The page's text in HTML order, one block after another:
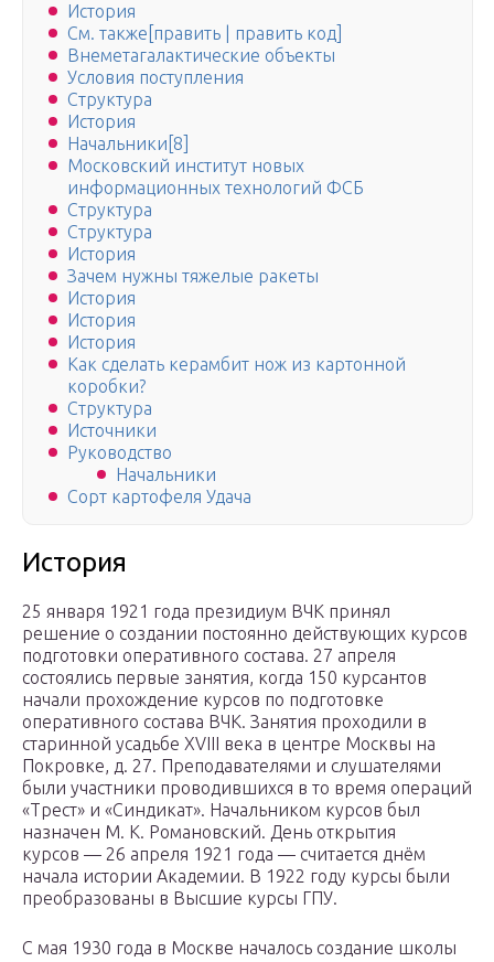
История
См. также[править | править код]
Внеметагалактические объекты
Условия поступления
Структура
История
Начальники[8]
Московский институт новых
информационных технологий ФСБ
Структура
Структура
История
Зачем нужны тяжелые ракеты
История
История
История
Как сделать керамбит нож из картонной
коробки?
Структура
Источники
Руководство
Начальники
Сорт картофеля Удача
История
25 января 1921 года президиум ВЧК принял
решение о создании постоянно действующих курсов
подготовки оперативного состава. 27 апреля
состоялись первые занятия, когда 150 курсантов
начали прохождение курсов по подготовке
оперативного состава ВЧК. Занятия проходили в
старинной усадьбе XVIII века в центре Москвы на
Покровке, д. 27. Преподавателями и слушателями
были участники проводившихся в то время операций
«Трест» и «Синдикат». Начальником курсов был
назначен М. К. Романовский. День открытия
курсов — 26 апреля 1921 года — считается днём
начала истории Академии. В 1922 году курсы были
преобразованы в Высшие курсы ГПУ.
С мая 1930 года в Москве началось создание школы